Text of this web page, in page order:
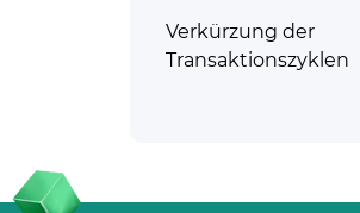
Verkürzung der
Transaktionszyklen